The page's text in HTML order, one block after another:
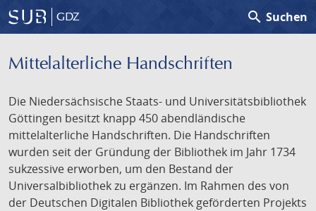
GDZ search Suchen
Mittelalterliche Handschriften
Die Niedersächsische Staats- und Universitätsbibliothek
Göttingen besitzt knapp 450 abendländische
mittelalterliche Handschriften. Die Handschriften
wurden seit der Gründung der Bibliothek im Jahr 1734
sukzessive erworben, um den Bestand der
Universalbibliothek zu ergänzen. Im Rahmen des von
der Deutschen Digitalen Bibliothek geförderten Projekts